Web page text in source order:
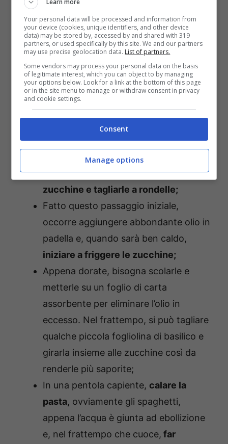
gustoso e cremoso primo piatto, infatti, sono
dellezucchine ed, ovviamente, una buona
dose di formaggio grattugiato, in particolare
il famosissimo Provolone del Monaco. Una
volta preso tutto l’occorrente, non si deve
fare altro che allacciare il grembiule e seguire
una serie di passaggi. In realtà, si contano
davvero sulle dita di una mano, ma ne vale
davvero la pena seguirli tutti a perfezione.
Per prima cosa, occorresciacquare le
zucchine e tagliarle a rondelle;
Fatto questo passaggio iniziale,
occorre aggiungere abbondante olio in
padella e, quando sarà ben caldo,
iniziare a friggere le zucchine;
Appena dorate, bisogna scolarle e
metterle su un foglio di carta
assorbente per eliminare l’olio in
eccesso. Nel frattempo, si può tagliare
qualche piccola fogliolina di basilico e
girarla insieme alle zucchine così da
renderle più saporite;
In una pentola capiente, calare la
pasta, ovviamente gli spaghetti,
appena l’acqua è giunta ad ebollizione
e, nel frattempo che cuoce, far
Learn more
Your personal data will be processed and information from
your device (cookies, unique identifiers, and other device
data) may be stored by, accessed by and shared with 319
partners, or used specifically by this site. We and our partners
may use precise geolocation data. List of partners.
Some vendors may process your personal data on the basis
of legitimate interest, which you can object to by managing
your options below. Look for a link at the bottom of this page
or in the site menu to manage or withdraw consent in privacy
and cookie settings.
Consent
Manage options